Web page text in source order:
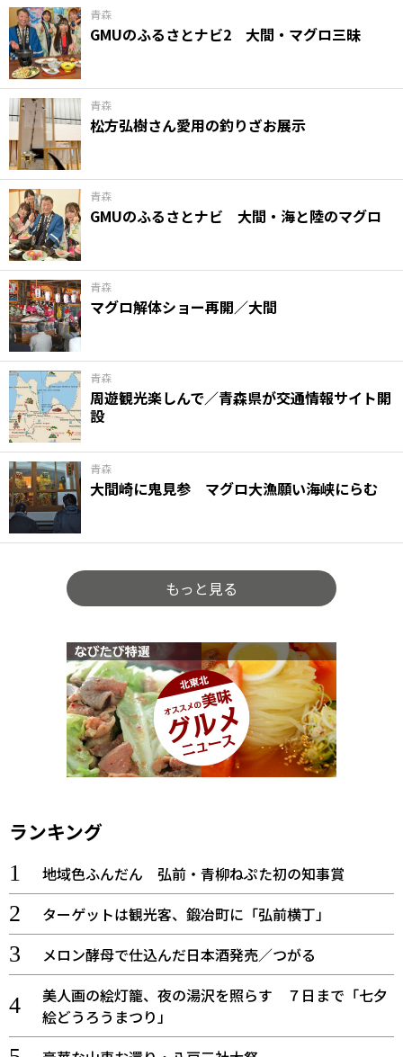
青森
GMUのふるさとナビ2 大間・マグロ三昧
青森
松方弘樹さん愛用の釣りざお展示
青森
GMUのふるさとナビ 大間・海と陸のマグロ
青森
マグロ解体ショー再開／大間
青森
周遊観光楽しんで／青森県が交通情報サイト開
設
青森
大間崎に鬼見参 マグロ大漁願い海峡にらむ
もっと見る
ランキング
地域色ふんだん 弘前・青柳ねぷた初の知事賞
ターゲットは観光客、鍛冶町に「弘前横丁」
メロン酵母で仕込んだ日本酒発売／つがる
美人画の絵灯籠、夜の湯沢を照らす ７日まで「七夕
絵どうろうまつり」